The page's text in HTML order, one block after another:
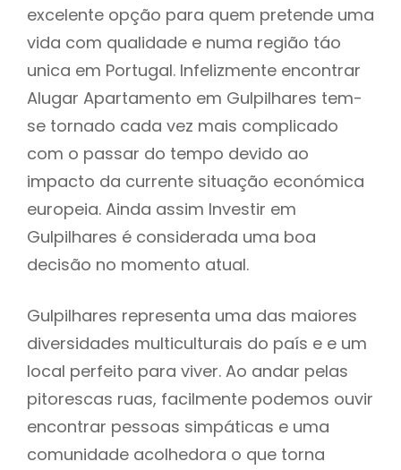
excelente opção para quem pretende uma
vida com qualidade e numa região táo
unica em Portugal. Infelizmente encontrar
Alugar Apartamento em Gulpilhares tem-
se tornado cada vez mais complicado
com o passar do tempo devido ao
impacto da currente situação económica
europeia. Ainda assim Investir em
Gulpilhares é considerada uma boa
decisão no momento atual.
Gulpilhares representa uma das maiores
diversidades multiculturais do país e e um
local perfeito para viver. Ao andar pelas
pitorescas ruas, facilmente podemos ouvir
encontrar pessoas simpáticas e uma
comunidade acolhedora o que torna